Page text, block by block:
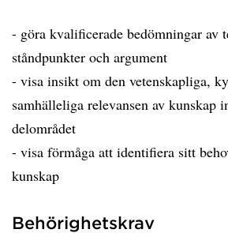
- göra kvalificerade bedömningar av
ståndpunkter och argument
- visa insikt om den vetenskapliga,
samhälleliga relevansen av kunskap
delområdet
- visa förmåga att identifiera sitt
kunskap
Behörighetskrav